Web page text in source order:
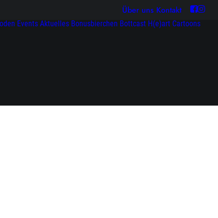
Über uns Kontakt
Events Aktuelles Bonusbierchen Bottcast H(e)art Cartoons